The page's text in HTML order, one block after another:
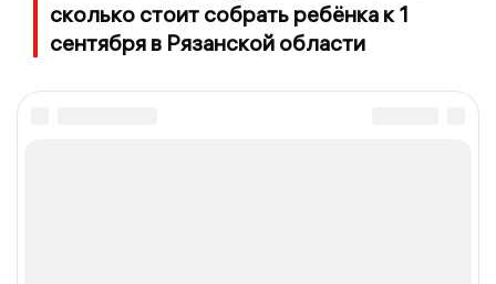
сколько стоит собрать ребёнка к 1
сентября в Рязанской области